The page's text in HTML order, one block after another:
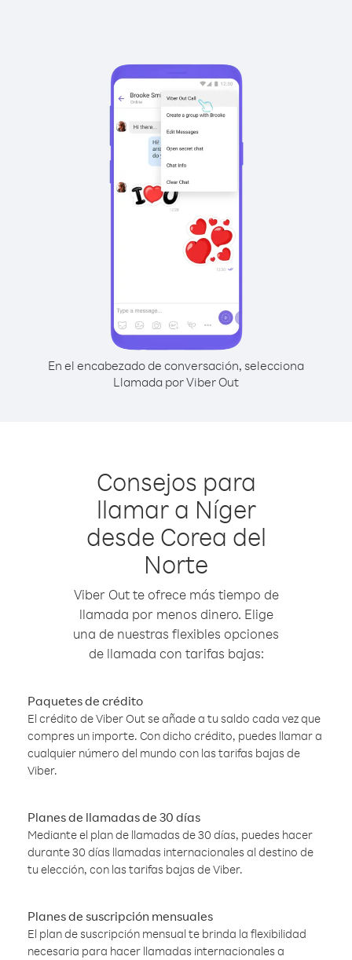
En el encabezado de conversación, selecciona
Llamada por Viber Out
Consejos para
llamar a Níger
desde Corea del
Norte
Viber Out te ofrece más tiempo de
llamada por menos dinero. Elige
una de nuestras flexibles opciones
de llamada con tarifas bajas:
Paquetes de crédito
El crédito de Viber Out se añade a tu saldo cada vez que
compres un importe. Con dicho crédito, puedes llamar a
cualquier número del mundo con las tarifas bajas de
Viber.
Planes de llamadas de 30 días
Mediante el plan de llamadas de 30 días, puedes hacer
durante 30 días llamadas internacionales al destino de
tu elección, con las tarifas bajas de Viber.
Planes de suscripción mensuales
El plan de suscripción mensual te brinda la flexibilidad
necesaria para hacer llamadas internacionales a